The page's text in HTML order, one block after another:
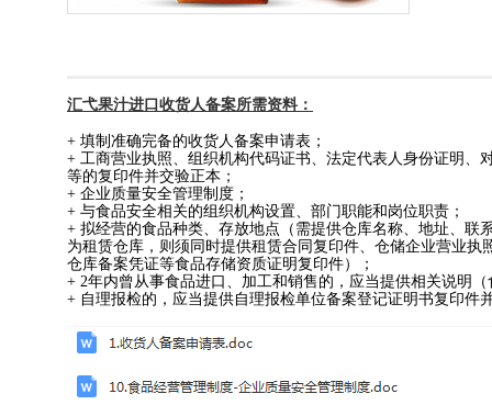
汇弋果汁进口 收货人备案所需资料：
+ 填制准确完备的收货人备案申请表；
+ 工商营业执照、组织机构代码证书、法定代表人身份证明、
等的复印件并交验正本；
+ 企业质量安全管理制度；
+ 与食品安全相关的组织机构设置、部门职能和岗位职责；
+ 拟经营的食品种类、存放地点（需提供仓库名称、地址、联
为租赁仓库，则须同时提供租赁合同复印件、仓储企业营业执
仓库备案凭证等食品存储资质证明复印件）；
+ 2年内曾从事食品进口、加工和销售的，应当提供相关说明
+ 自理报检的，应当提供自理报检单位备案登记证明书复印件